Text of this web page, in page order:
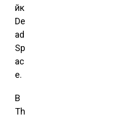
йк
De
ad
Sp
ac
e.
В
Th